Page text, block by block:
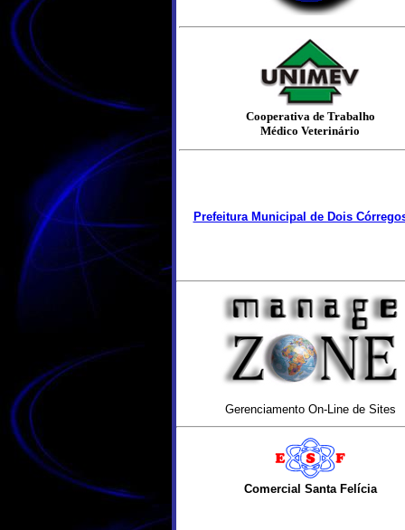
Cooperativa de Trabalho
Médico Veterinário
Prefeitura Municipal de Dois
Gerenciamento On-Line de Sites
Comercial Santa Felícia